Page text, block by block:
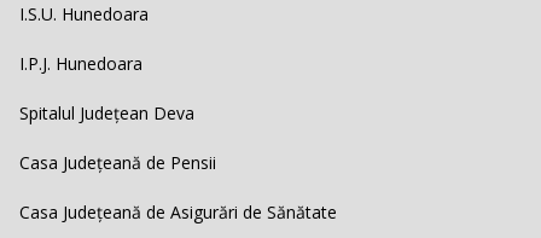
I.S.U. Hunedoara
I.P.J. Hunedoara
Spitalul Județean Deva
Casa Județeană de Pensii
Casa Județeană de Asigurări de Sănătate